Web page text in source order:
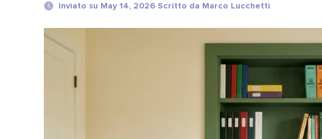
Inviato su May 14, 2026 Scritto da Marco Lucchetti